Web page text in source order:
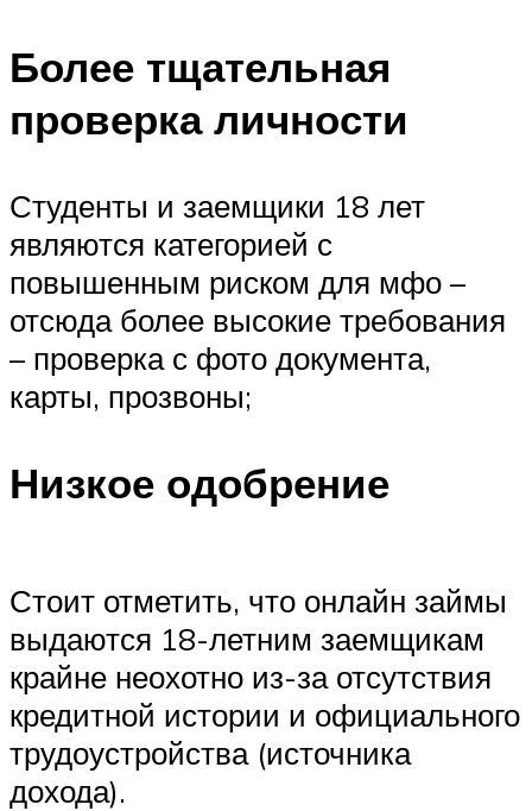
Более тщательная
проверка личности
Студенты и заемщики 18 лет
являются категорией с
повышенным риском для мфо –
отсюда более высокие требования
– проверка с фото документа,
карты, прозвоны;
Низкое одобрение
Стоит отметить, что онлайн займы
выдаются 18-летним заемщикам
крайне неохотно из-за отсутствия
кредитной истории и официального
трудоустройства (источника
дохода).